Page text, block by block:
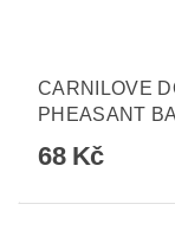
CARNILOVE
PHEASANT
68 Kč